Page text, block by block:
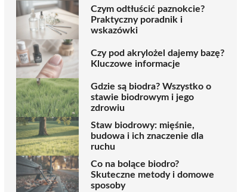
Czym odtłuścić paznokcie?
Praktyczny poradnik i
wskazówki
Czy pod akrylożel dajemy bazę?
Kluczowe informacje
Gdzie są biodra? Wszystko o
stawie biodrowym i jego
zdrowiu
Staw biodrowy: mięśnie,
budowa i ich znaczenie dla
ruchu
Co na bolące biodro?
Skuteczne metody i domowe
sposoby